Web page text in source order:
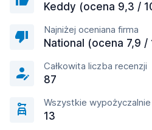
Keddy (ocena 9,3 /
Najniżej oceniana firma
National (ocena 7,9 /
Całkowita liczba recenzji
87
Wszystkie wypożyczalnie
13